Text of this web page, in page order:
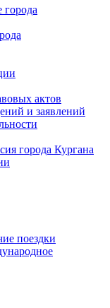
актов
и заявлений
города Кургана
поездки